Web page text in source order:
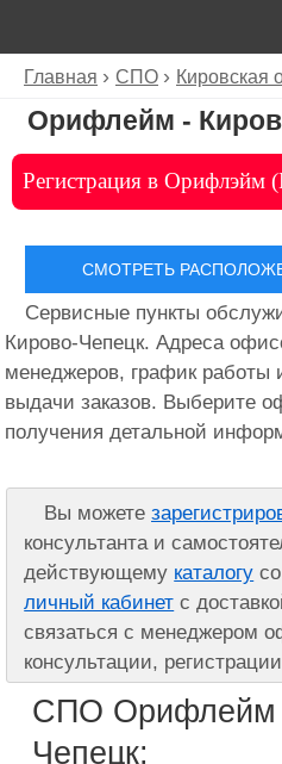
Главная СПО Кировская
Орифлейм -
Регистрация в Орифлэйм
СМОТРЕТЬ
Сервисные пункты
Кирово-Чепецк. Адреса
менеджеров, график работы
выдачи заказов. Выберите
получения детальной
Вы можете
консультанта и
действующему каталогу
личный кабинет с
связаться с менеджером
консультации,
СПО Орифлейм
Чепецк: